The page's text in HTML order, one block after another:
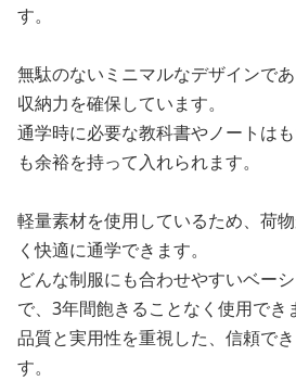
す。
無駄のないミニマルなデザインで
収納力を確保しています。
通学時に必要な教科書やノートは
も余裕を持って入れられます。
軽量素材を使用しているため、荷
く快適に通学できます。
どんな制服にも合わせやすいベー
で、3年間飽きることなく使用でき
品質と実用性を重視した、信頼で
す。